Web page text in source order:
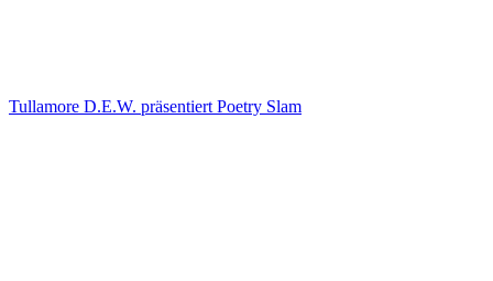
Tullamore D.E.W. präsentiert Poetry Slam